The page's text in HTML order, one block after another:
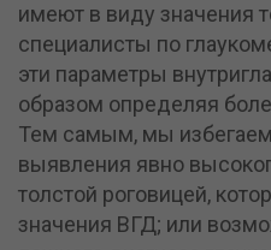
имеют в виду значения
специалисты по
эти параметры
образом определяя
Тем самым, мы
выявления явно
толстой роговицей,
значения ВГД; или